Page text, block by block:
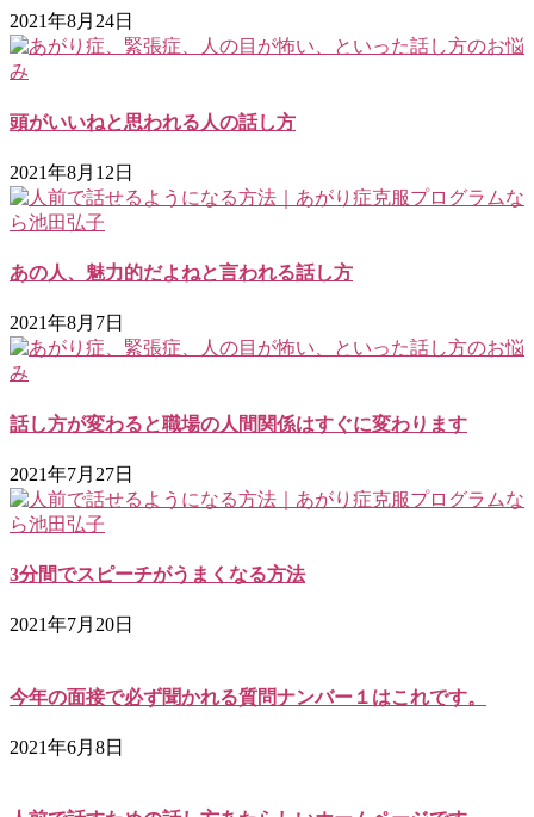
2021年8月24日
頭がいいねと思われる人の話し方
2021年8月12日
あの人、魅力的だよねと言われる話し方
2021年8月7日
話し方が変わると職場の人間関係はすぐに変わります
2021年7月27日
3分間でスピーチがうまくなる方法
2021年7月20日
今年の面接で必ず聞かれる質問ナンバー１はこれです。
2021年6月8日